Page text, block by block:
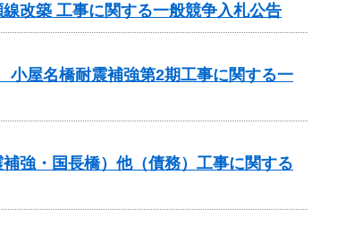
改築 工事に関する一般競争入札公告
屋名橋耐震補強第2期工事に関する一
強・国長橋）他（債務）工事に関する